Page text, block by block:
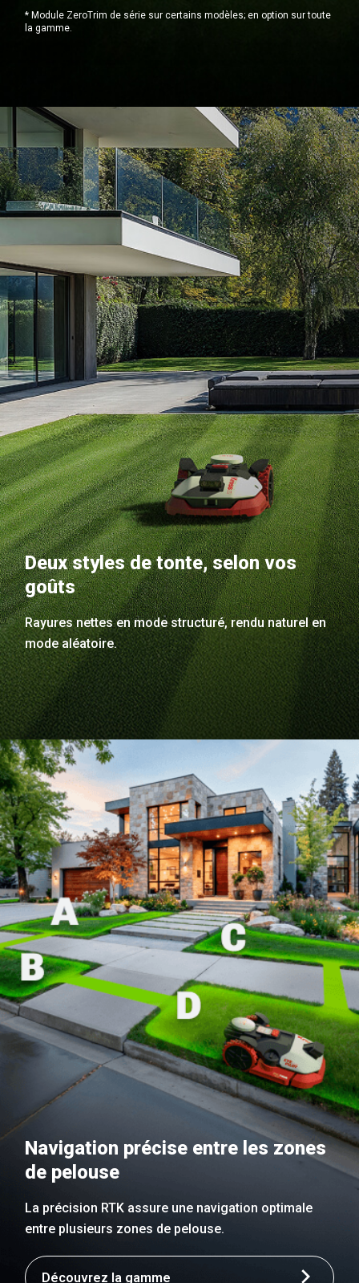
* Module ZeroTrim de série sur certains modèles; en option sur toute
la gamme.
Deux styles de tonte, selon vos
goûts
Rayures nettes en mode structuré, rendu naturel en
mode aléatoire.
Navigation précise entre les zones
de pelouse
La précision RTK assure une navigation optimale
entre plusieurs zones de pelouse.
Découvrez la gamme